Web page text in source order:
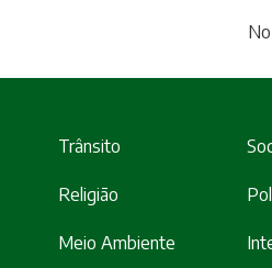
Trânsito
Religião
Meio Ambiente